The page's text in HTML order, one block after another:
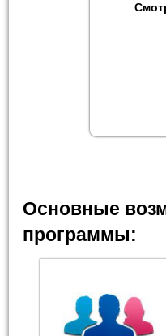
Основные
программы: